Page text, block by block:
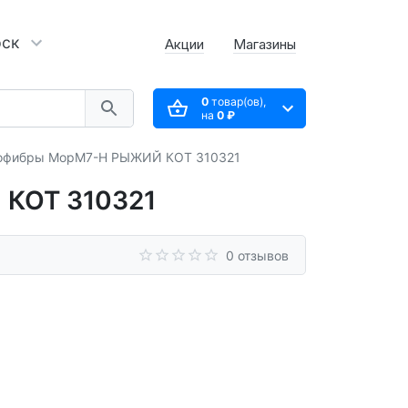
Акции Магазины
0товар(ов),
на 0 ₽
МорМ7-H РЫЖИЙ КОТ 310321
310321
0 отзывов